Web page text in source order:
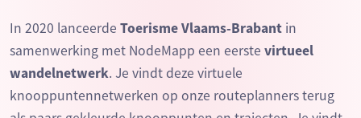
In 2020 lanceerde Toerisme Vlaams-Brabant in
samenwerking met NodeMapp een eerste virtueel
wandelnetwerk. Je vindt deze virtuele
knooppuntennetwerken op onze routeplanners terug